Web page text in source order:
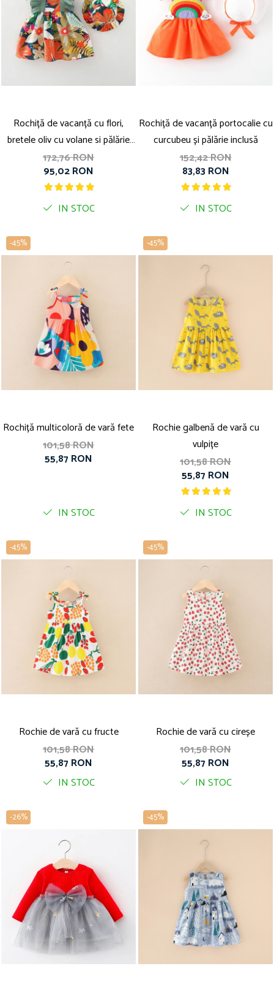
Rochiță de vacanță cu flori,
bretele oliv cu volane si pălărie
inclusă
172,76 RON
95,02 RON
IN STOC
Rochiță de vacanță portocalie cu
curcubeu și pălărie inclusă
152,42 RON
83,83 RON
IN STOC
-45%
Rochiță multicoloră de vară fete
101,58 RON
55,87 RON
IN STOC
-45%
Rochie galbenă de vară cu
vulpițe
101,58 RON
55,87 RON
IN STOC
-45%
Rochie de vară cu fructe
101,58 RON
55,87 RON
IN STOC
-45%
Rochie de vară cu cireșe
101,58 RON
55,87 RON
IN STOC
-26% -45%